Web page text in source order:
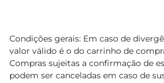
Condições gerais: Em caso de
valor válido é o do carrinho de
Compras sujeitas a confirmação de
podem ser canceladas em caso de